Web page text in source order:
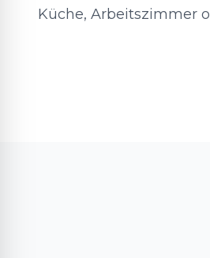
Küche, Arbeitszimmer